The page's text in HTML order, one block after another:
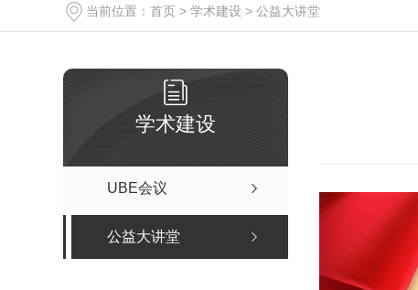
当前位置： 首页 > 学术建设 > 公益大讲堂
学术建设
UBE会议
公益大讲堂